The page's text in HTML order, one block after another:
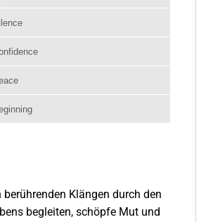
berührenden Klängen durch den
begleiten, schöpfe Mut und